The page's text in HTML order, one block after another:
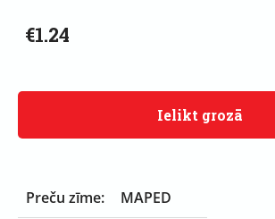
€1.24
Ielikt grozā
Preču zīme:
MAPED